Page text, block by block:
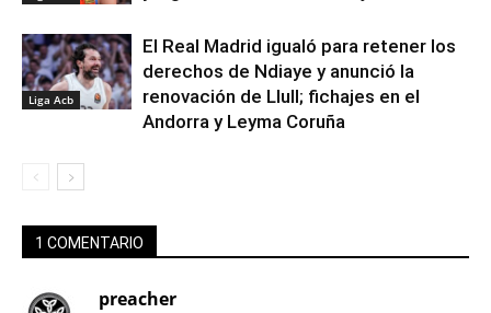
Liga Acb
El Real Madrid igualó para retener los
derechos de Ndiaye y anunció la
renovación de Llull; fichajes en el
Andorra y Leyma Coruña
1 COMENTARIO
preacher